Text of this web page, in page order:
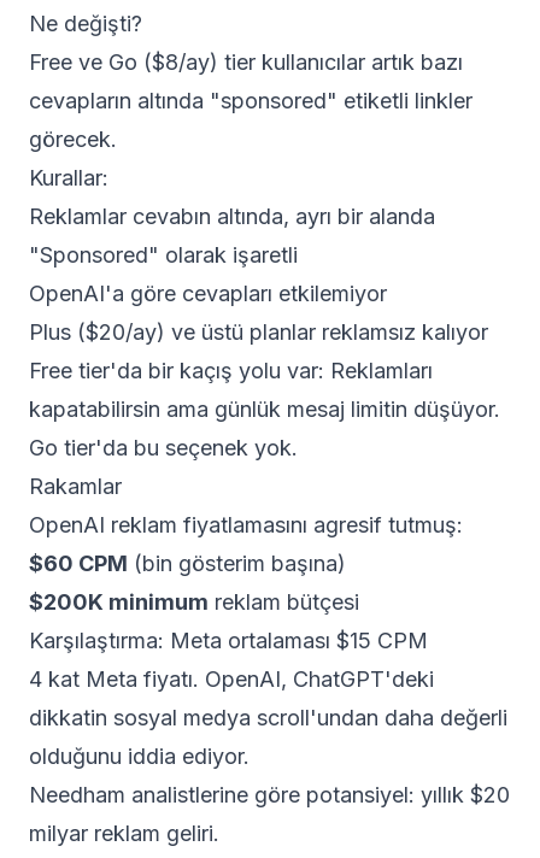
Ne değişti?
Free ve Go ($8/ay) tier kullanıcılar artık bazı
cevapların altında "sponsored" etiketli linkler
görecek.
Kurallar:
Reklamlar cevabın altında, ayrı bir alanda
"Sponsored" olarak işaretli
OpenAI'a göre cevapları etkilemiyor
Plus ($20/ay) ve üstü planlar reklamsız kalıyor
Free tier'da bir kaçış yolu var: Reklamları
kapatabilirsin ama günlük mesaj limitin düşüyor.
Go tier'da bu seçenek yok.
Rakamlar
OpenAI reklam fiyatlamasını agresif tutmuş:
$60 CPM (bin gösterim başına)
$200K minimum reklam bütçesi
Karşılaştırma: Meta ortalaması $15 CPM
4 kat Meta fiyatı. OpenAI, ChatGPT'deki
dikkatin sosyal medya scroll'undan daha değerli
olduğunu iddia ediyor.
Needham analistlerine göre potansiyel: yıllık $20
milyar reklam geliri.